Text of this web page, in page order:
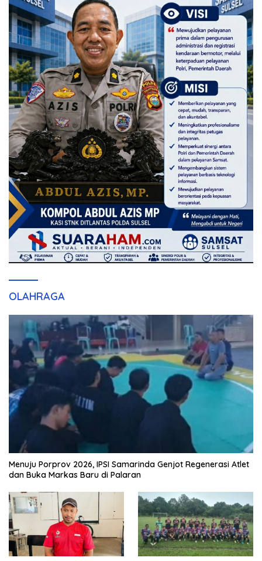
OLAHRAGA
Menuju Porprov 2026, IPSI Samarinda Genjot Regenerasi Atlet
dan Buka Markas Baru di Palaran